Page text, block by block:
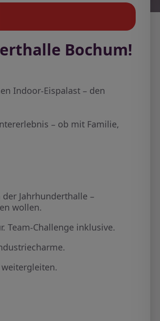
Bochum!
Indoor-Eispalast – den
– ob mit Familie,
Jahrhunderthalle –
wollen.
Team-Challenge inklusive.